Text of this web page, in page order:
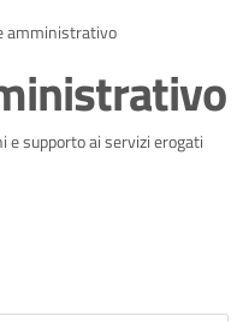
amministrativo
supporto ai servizi erogati